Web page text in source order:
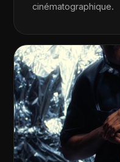
cinématographique.